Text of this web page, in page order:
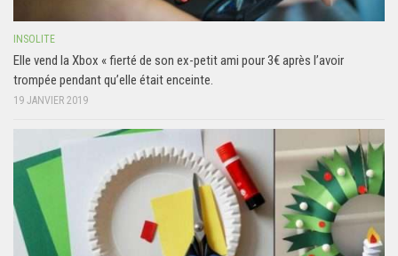
INSOLITE
Elle vend la Xbox « fierté de son ex-petit ami pour 3€ après l’avoir
trompée pendant qu’elle était enceinte.
19 JANVIER 2019